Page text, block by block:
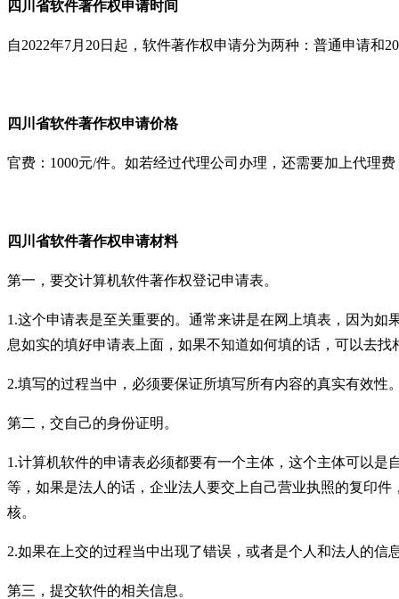
四川省软件著作权申请时间
自2022年7月20日起，软件著作权申请分为两种：普通申请和
四川省软件著作权申请价格
官费：1000元/件。如若经过代理公司办理，还需要加上代理
四川省软件著作权申请材料
第一，要交计算机软件著作权登记申请表。
1.这个申请表是至关重要的。通常来讲是在网上填表，因为
息如实的填好申请表上面，如果不知道如何填的话，可以去找
2.填写的过程当中，必须要保证所填写所有内容的真实有效
第二，交自己的身份证明。
1.计算机软件的申请表必须都要有一个主体，这个主体可以
等，如果是法人的话，企业法人要交上自己营业执照的复印
核。
2.如果在上交的过程当中出现了错误，或者是个人和法人的
第三，提交软件的相关信息。